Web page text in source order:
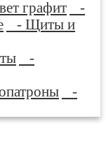
графит
-
- Щиты и
-
-